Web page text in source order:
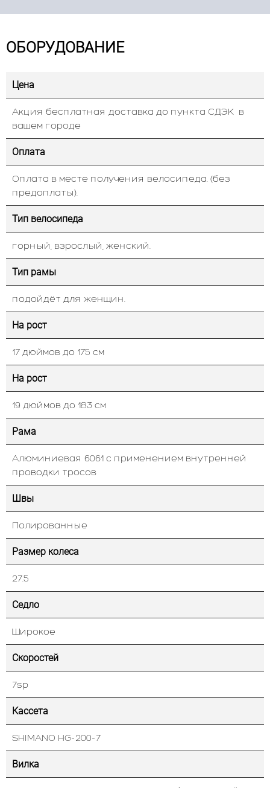
ОБОРУДОВАНИЕ
Цена
Акция бесплатная доставка до пункта СДЭК в
вашем городе
Оплата
Оплата в месте получения велосипеда. (без
предоплаты).
Тип велосипеда
горный, взрослый, женский.
Тип рамы
подойдёт для женщин.
На рост
17 дюймов до 175 см
На рост
19 дюймов до 183 см
Рама
Алюминиевая 6061 с применением внутренней
проводки тросов
Швы
Полированные
Размер колеса
27.5
Седло
Широкое
Скоростей
7sp
Кассета
SHIMANO HG-200-7
Вилка